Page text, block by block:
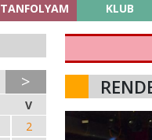
TANFOLYAM KLUB
>
V
2